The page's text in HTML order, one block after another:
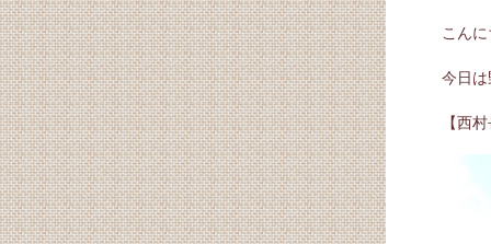
こん
今日
【西